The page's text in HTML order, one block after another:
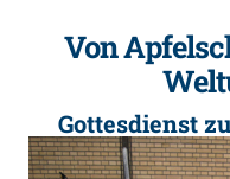
Von
Gottesdienst